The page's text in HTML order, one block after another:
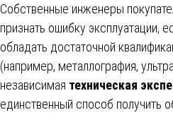
Собственные инженеры
признать ошибку эксплуатации,
обладать достаточной
(например, металлография,
независимая техническая
единственный способ получить